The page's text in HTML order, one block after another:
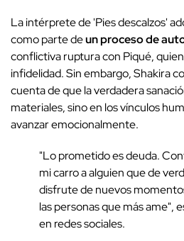
La intérprete de 'Pies descalzos'
como parte deun proceso de
conflictiva ruptura con Piqué,
infidelidad. Sin embargo, Shakira
cuenta de que la verdadera
materiales, sino en los vínculos
avanzar emocionalmente.
"Lo prometido es deuda.
mi carro a alguien que de
disfrute de nuevos
las personas que más ame",
en redes sociales.